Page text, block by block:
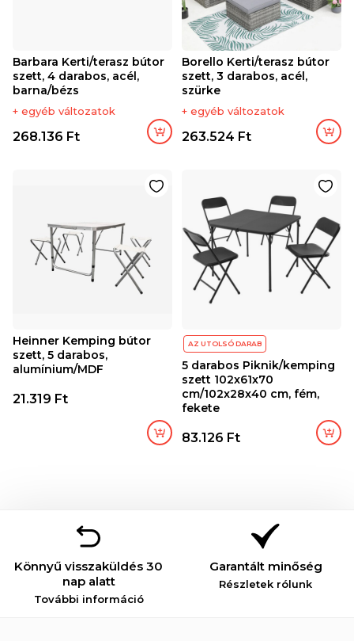
Barbara Kerti/terasz bútor
szett, 4 darabos, acél,
barna/bézs
+ egyéb változatok
268.136 Ft
Borello Kerti/terasz bútor
szett, 3 darabos, acél,
szürke
+ egyéb változatok
263.524 Ft
Heinner Kemping bútor
szett, 5 darabos,
alumínium/MDF
21.319 Ft
AZ UTOLSÓ DARAB
5 darabos Piknik/kemping
szett 102x61x70
cm/102x28x40 cm, fém,
fekete
83.126 Ft
Könnyű visszaküldés 30
nap alatt
További információ
Garantált minőség
Részletek rólunk